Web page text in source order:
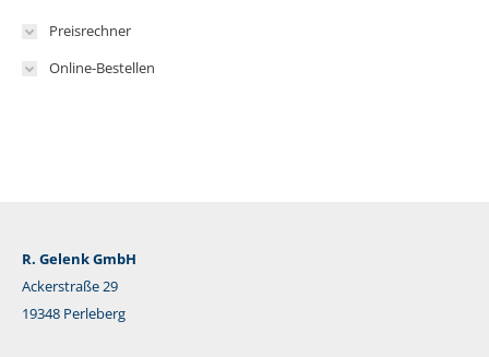
Preisrechner
Online-Bestellen
R. Gelenk GmbH
Ackerstraße 29
19348 Perleberg